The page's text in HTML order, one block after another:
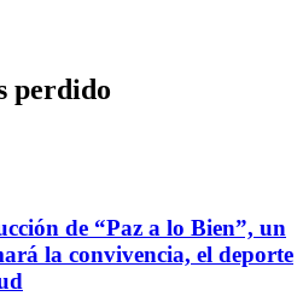
perdido
de “Paz a lo Bien”, un
la convivencia, el deporte